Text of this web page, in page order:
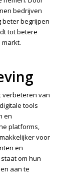
bedrijven
begrijpen
tot betere
verbeteren van
tools
en
platforms,
voor
en
om hun
aan te